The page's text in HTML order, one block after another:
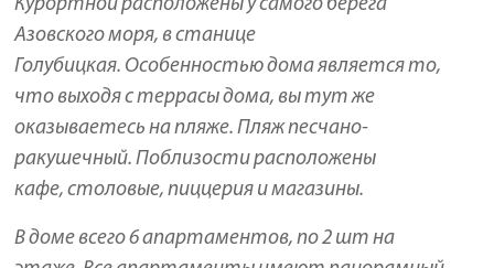
Курортнойрасположены у самого берега
Азовского моря, в станице
Голубицкая. Особенностью дома является то,
что выходя с террасы дома, вы тут же
оказываетесь на пляже. Пляж песчано-
ракушечный. Поблизости расположены
кафе, столовые, пиццерия и магазины.
В доме всего 6 апартаментов, по 2 шт на